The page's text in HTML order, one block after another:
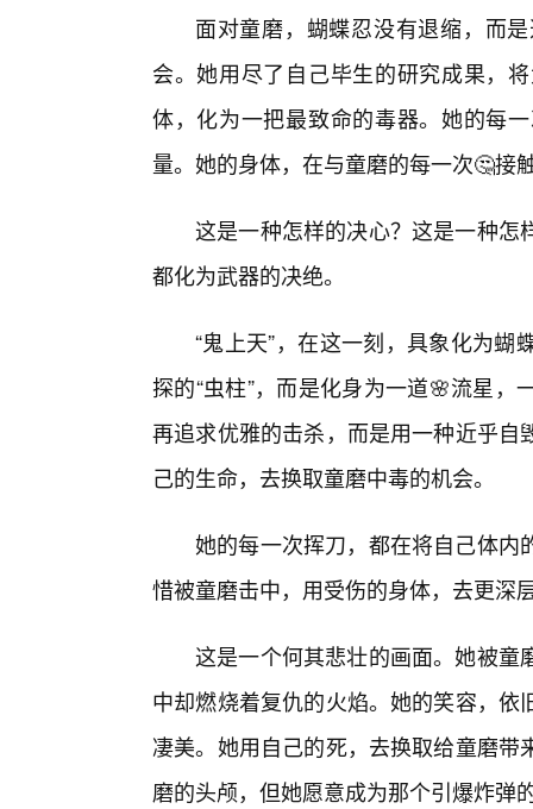
面对童磨，蝴蝶忍没有退缩，而
会。她用尽了自己毕生的研究成果，
体，化为一把最致命的毒器。她的每
量。她的身体，在与童磨的每一次🤔接
这是一种怎样的决心？这是一种怎
都化为武器的决绝。
“鬼上天”，在这一刻，具象化为
探的“虫柱”，而是化身为一道🌸流星
再追求优雅的击杀，而是用一种近乎
己的生命，去换取童磨中毒的机会。
她的每一次挥刀，都在将自己体内
惜被童磨击中，用受伤的身体，去更深
这是一个何其悲壮的画面。她被童
中却燃烧着复仇的火焰。她的笑容，
凄美。她用自己的死，去换取给童磨
磨的头颅，但她愿意成为那个引爆炸弹